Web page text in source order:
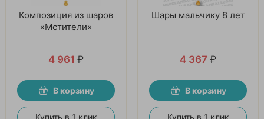
Композиция из шаров
«Мстители»
4 961 ₽
В корзину
Купить в 1 клик
Шары мальчику 8 лет
4 367 ₽
В корзину
Купить в 1 клик